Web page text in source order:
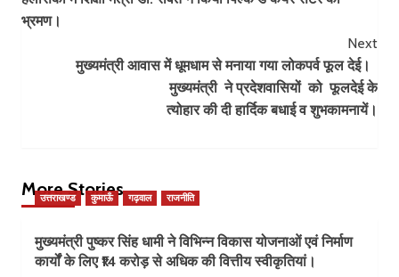
Navigation
भ्रमण।
Next
मुख्यमंत्री आवास में धूमधाम से मनाया गया लोकपर्व फूल देई।
मुख्यमंत्री ने प्रदेशवासियों को फूलदेई के
त्योहार की दी हार्दिक बधाई व शुभकामनायें।
More Stories
उत्तराखण्ड कुमाऊँ गढ़वाल राजनीति
मुख्यमंत्री पुष्कर सिंह धामी ने विभिन्न विकास योजनाओं एवं निर्माण
कार्यों के लिए ₹14 करोड़ से अधिक की वित्तीय स्वीकृतियां।